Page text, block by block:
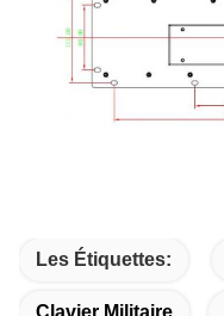
Les Étiquettes:
Clavier Militaire